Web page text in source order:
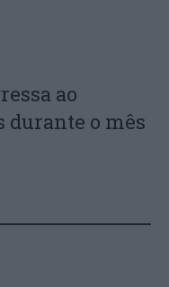
ao
durante o mês